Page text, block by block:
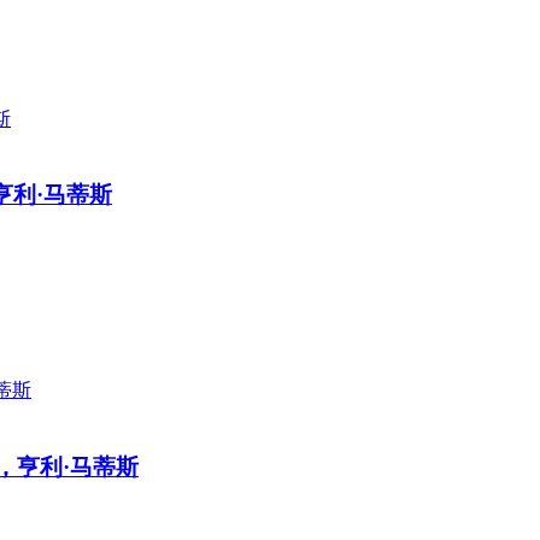
利·马蒂斯
亨利·马蒂斯